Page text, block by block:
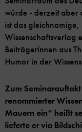
würde - derzeit aber
ist das
Wissenschaftsverlag
Beiträgerïnnen aus
Humor in der
Zum
renommierter
Mauern ein“ heißt
lieferte er via